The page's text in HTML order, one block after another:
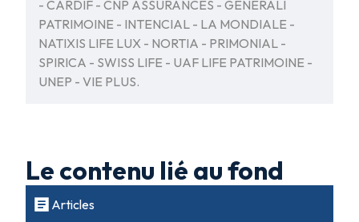
- CARDIF - CNP ASSURANCES - GENERALI
PATRIMOINE - INTENCIAL - LA MONDIALE -
NATIXIS LIFE LUX - NORTIA - PRIMONIAL -
SPIRICA - SWISS LIFE - UAF LIFE PATRIMOINE -
UNEP - VIE PLUS.
Le contenu lié au fond
Articles